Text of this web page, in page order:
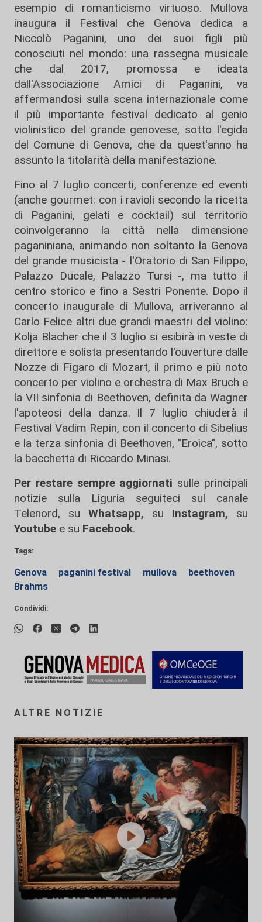
esempio di romanticismo virtuoso. Mullova
inaugura il Festival che Genova dedica a
Niccolò Paganini, uno dei suoi figli più
conosciuti nel mondo: una rassegna musicale
che dal 2017, promossa e ideata
dall'Associazione Amici di Paganini, va
affermandosi sulla scena internazionale come
il più importante festival dedicato al genio
violinistico del grande genovese, sotto l'egida
del Comune di Genova, che da quest'anno ha
assunto la titolarità della manifestazione.
Fino al 7 luglio concerti, conferenze ed eventi
(anche gourmet: con i ravioli secondo la ricetta
di Paganini, gelati e cocktail) sul territorio
coinvolgeranno la città nella dimensione
paganiniana, animando non soltanto la Genova
del grande musicista - l'Oratorio di San Filippo,
Palazzo Ducale, Palazzo Tursi -, ma tutto il
centro storico e fino a Sestri Ponente. Dopo il
concerto inaugurale di Mullova, arriveranno al
Carlo Felice altri due grandi maestri del violino:
Kolja Blacher che il 3 luglio si esibirà in veste di
direttore e solista presentando l'ouverture dalle
Nozze di Figaro di Mozart, il primo e più noto
concerto per violino e orchestra di Max Bruch e
la VII sinfonia di Beethoven, definita da Wagner
l'apoteosi della danza. Il 7 luglio chiuderà il
Festival Vadim Repin, con il concerto di Sibelius
e la terza sinfonia di Beethoven, "Eroica", sotto
la bacchetta di Riccardo Minasi.
Per restare sempre aggiornati sulle principali
notizie sulla Liguria seguiteci sul canale
Telenord, su
Whatsapp, su Instagram, su
Youtube e su Facebook.
Tags:
Genova paganini festival mullova
beethoven
Brahms
Condividi:
ALTRE NOTIZIE